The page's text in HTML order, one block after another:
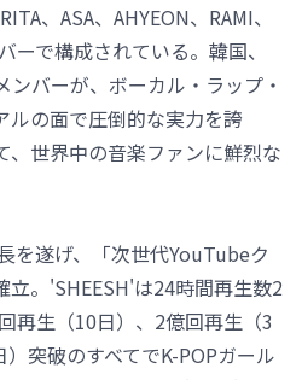
、ASA、AHYEON、RAMI、
ーで構成されている。韓国、
バーが、ボーカル・ラップ・
ルの面で圧倒的な実力を誇
、世界中の音楽ファンに鮮烈な
を遂げ、「次世代YouTubeク
立。'SHEESH'は24時間再生数2
再生（10日）、2億回再生（3
突破のすべてでK-POPガール